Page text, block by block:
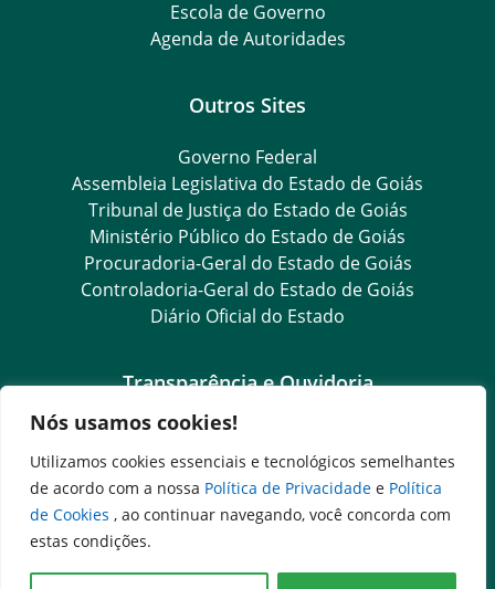
Nós usamos cookies!
Utilizamos cookies essenciais e tecnológicos semelhantes
de acordo com a nossa Política de Privacidade e Política
de Cookies , ao continuar navegando, você concorda com
estas condições.
Escola de Governo
Agenda de Autoridades
Outros Sites
Governo Federal
Assembleia Legislativa do Estado de Goiás
Tribunal de Justiça do Estado de Goiás
Ministério Público do Estado de Goiás
Procuradoria-Geral do Estado de Goiás
Controladoria-Geral do Estado de Goiás
Diário Oficial do Estado
Transparência e Ouvidoria
LGPD
Goiás Transparência
Dados Abertos Goiás
SIC – Serviço de Informação ao Cidadão
e-SIC – Serviço Eletrônico de Informação ao Cidadão
Ouvidoria Setorial (Expresso)